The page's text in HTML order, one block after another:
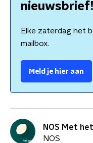
nieuwsbrief!
Elke zaterdag het
mailbox.
Meld je hier aan
NOS Met
NOS